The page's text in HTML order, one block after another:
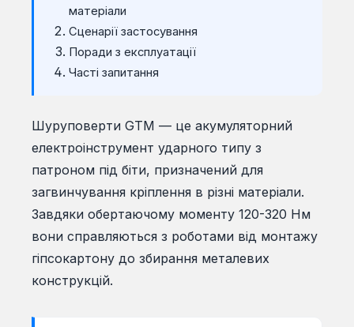
матеріали
Сценарії застосування
Поради з експлуатації
Часті запитання
Шуруповерти GTM — це акумуляторний
електроінструмент ударного типу з
патроном під біти, призначений для
загвинчування кріплення в різні матеріали.
Завдяки обертаючому моменту 120-320 Нм
вони справляються з роботами від монтажу
гіпсокартону до збирання металевих
конструкцій.